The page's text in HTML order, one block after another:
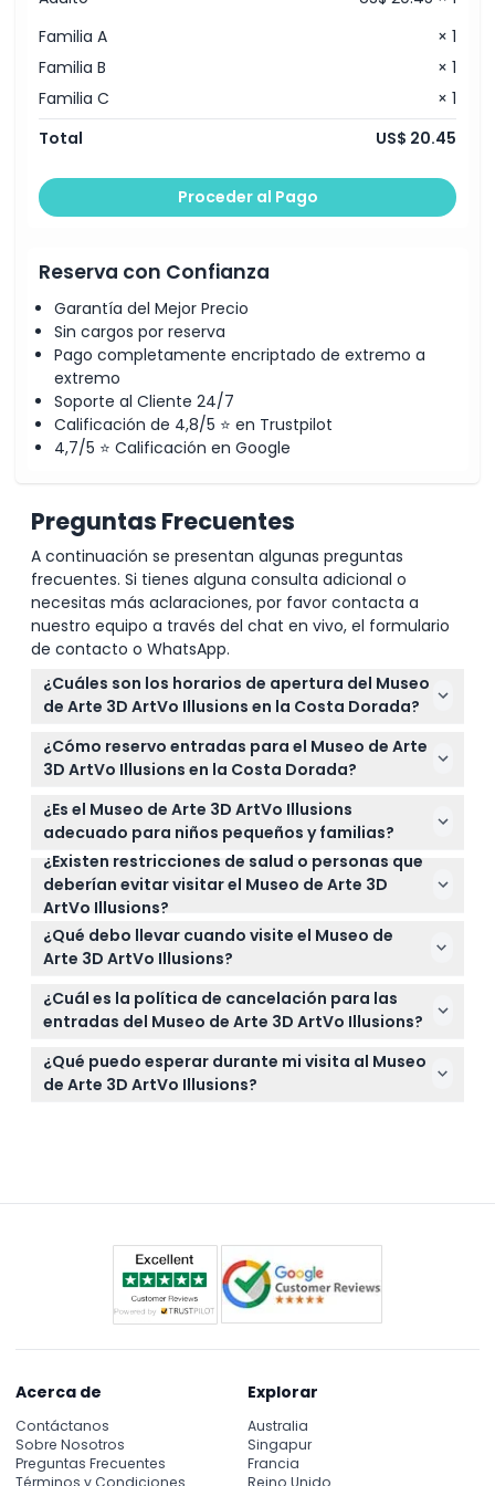
Familia A
× 1
Familia B
× 1
Familia C
× 1
Total
US$ 20.45
Proceder al Pago
Reserva con Confianza
Garantía del Mejor Precio
Sin cargos por reserva
Pago completamente encriptado de extremo a
extremo
Soporte al Cliente 24/7
Calificación de 4,8/5 ⭐ en Trustpilot
4,7/5 ⭐ Calificación en Google
Preguntas Frecuentes
A continuación se presentan algunas preguntas
frecuentes. Si tienes alguna consulta adicional o
necesitas más aclaraciones, por favor contacta a
nuestro equipo a través del chat en vivo, el formulario
de contacto o WhatsApp.
¿Cuáles son los horarios de apertura del Museo
de Arte 3D ArtVo Illusions en la Costa Dorada?
ArtVo Costa Dorada está abierto de lunes a viernes
de 10:00 AM a 4:00 PM y los fines de semana de
antes del cierre (puede cambiar — por favor
confirme al momento de la reserva).
¿Cómo reservo entradas para el Museo de Arte
3D ArtVo Illusions en la Costa Dorada?
Puede reservar sus entradas en línea aquí en este
sitio web seleccionando su fecha y horario
preferido — se recomienda reservar con
anticipación, especialmente los fines de semana y
durante las vacaciones escolares.
¿Es el Museo de Arte 3D ArtVo Illusions
adecuado para niños pequeños y familias?
¡Sí! Los niños de 0 a 4 años entran gratis, y hay
entradas con descuento para edades de 5 a 15
años. Los niños deben estar acompañados por un
adulto en todo momento por seguridad.
¿Existen restricciones de salud o personas que
deberían evitar visitar el Museo de Arte 3D
ArtVo Illusions?
El museo no es adecuado para personas
embarazadas, personas con cirugías recientes o
debido a la naturaleza interactiva de la exhibición.
¿Qué debo llevar cuando visite el Museo de
Arte 3D ArtVo Illusions?
Lleve una cámara o su teléfono para tomar fotos
ya que la experiencia está diseñada para la
parte del arte.
¿Cuál es la política de cancelación para las
entradas del Museo de Arte 3D ArtVo Illusions?
Las entradas no son reembolsables y no pueden
cancelarse bajo ninguna circunstancia, así que por
¿Qué puedo esperar durante mi visita al Museo
de Arte 3D ArtVo Illusions?
Acerca de
Contáctanos
Sobre Nosotros
Preguntas Frecuentes
Términos y Condiciones
Explorar
Australia
Singapur
Francia
Reino Unido